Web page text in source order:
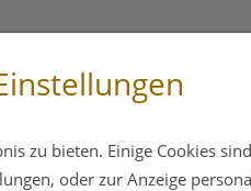
zu bieten. Einige Cookies
oder zur Anzeige